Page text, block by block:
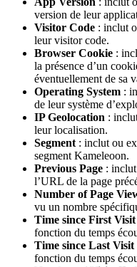
version de leur
Visitor Code : inclut
leur visitor code.
Browser Cookie :
la présence d’un
éventuellement de sa
Operating System :
de leur système
IP Geolocation :
leur localisation.
Segment : inclut ou
segment Kameleoon.
Previous Page :
l’URL de la page
Number of Page
vu un nombre
Time since First Visit
fonction du temps
Time since Last Visit
fonction du temps